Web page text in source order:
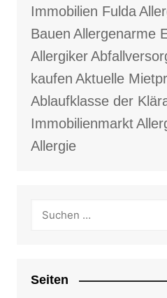
Immobilien Fulda
Bauen Allergenarme
Allergiker
kaufen Aktuelle
Ablaufklasse der
Immobilienmarkt
Allergie
Seiten